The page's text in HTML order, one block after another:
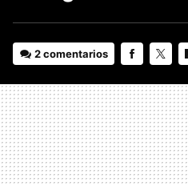
2 comentarios